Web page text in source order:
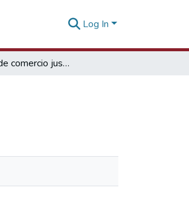
Log In
El sistema de comercio justo [16 de noviembre de 2011]